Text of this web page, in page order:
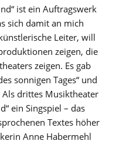
ist ein Auftragswerk
sich damit an mich
Leiter, will
zeigen, die
zeigen. Es gab
sonnigen Tages“ und
Als drittes Musiktheater
ein Singspiel – das
Textes höher
Anne Habermehl